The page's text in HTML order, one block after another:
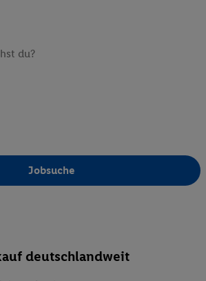
Jobsuche
deutschlandweit